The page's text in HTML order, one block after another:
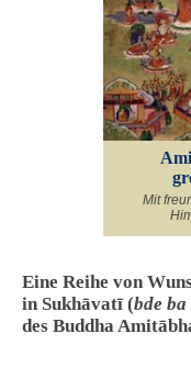
Mit
Eine Reihe von
in Sukhāvatī (bde ba
des Buddha